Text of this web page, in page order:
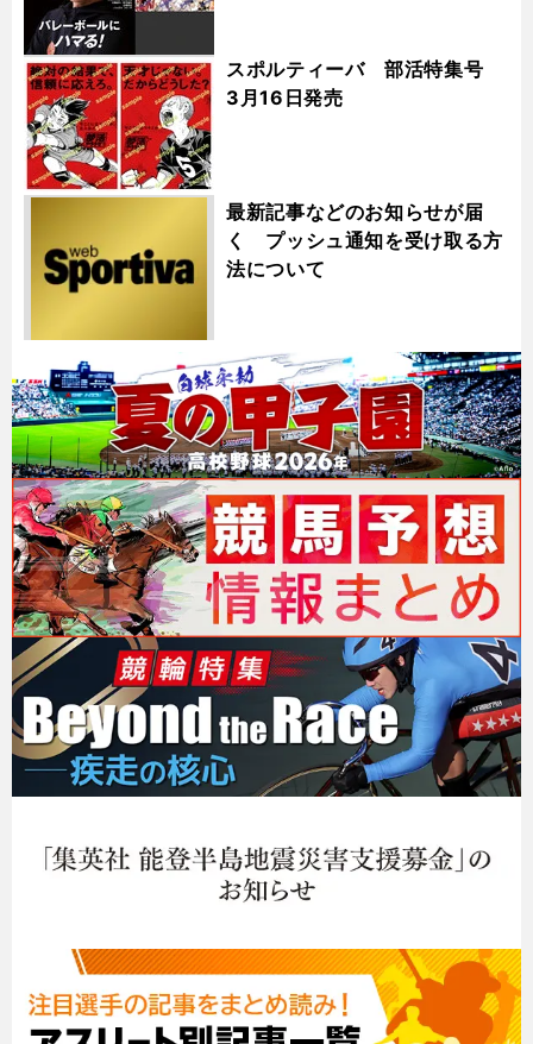
スポルティーバ 部活特集号
3月16日発売
最新記事などのお知らせが届
く プッシュ通知を受け取る方
法について